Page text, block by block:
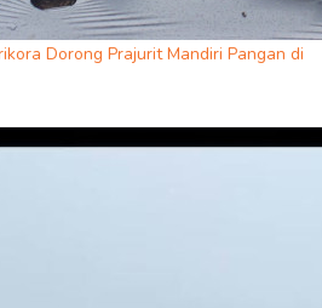
Dorong Prajurit Mandiri Pangan di